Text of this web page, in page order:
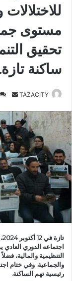
مستوى
تحقيق
ساكنة تازة.
TAZACITY
ل
ب
ر
ي
د
ا
ت
ر
التنظيمية والمالية،
والجماعية. وفي ختام
رئيسية تهم الساكنة.